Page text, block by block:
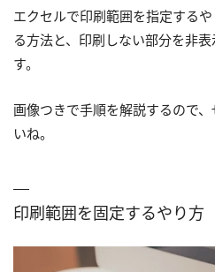
エクセルで印刷範囲を指定する
る方法と、印刷しない部分を非
す。
画像つきで手順を解説するので
いね。
印刷範囲を固定するやり方